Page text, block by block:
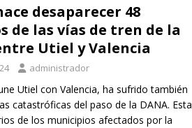
desaparecer 48
de las vías de tren de la
Utiel y Valencia
administrador
Utiel con Valencia, ha sufrido también
catastróficas del paso de la DANA. Esta
de los municipios afectados por la